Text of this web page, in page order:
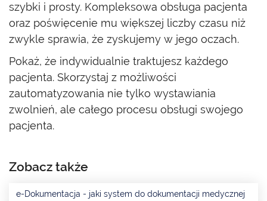
szybki i prosty. Kompleksowa obsługa pacjenta
oraz poświęcenie mu większej liczby czasu niż
zwykle sprawia, że zyskujemy w jego oczach.
Pokaż, że indywidualnie traktujesz każdego
pacjenta. Skorzystaj z możliwości
zautomatyzowania nie tylko wystawiania
zwolnień, ale całego procesu obsługi swojego
pacjenta.
Zobacz także
e-Dokumentacja - jaki system do dokumentacji medycznej